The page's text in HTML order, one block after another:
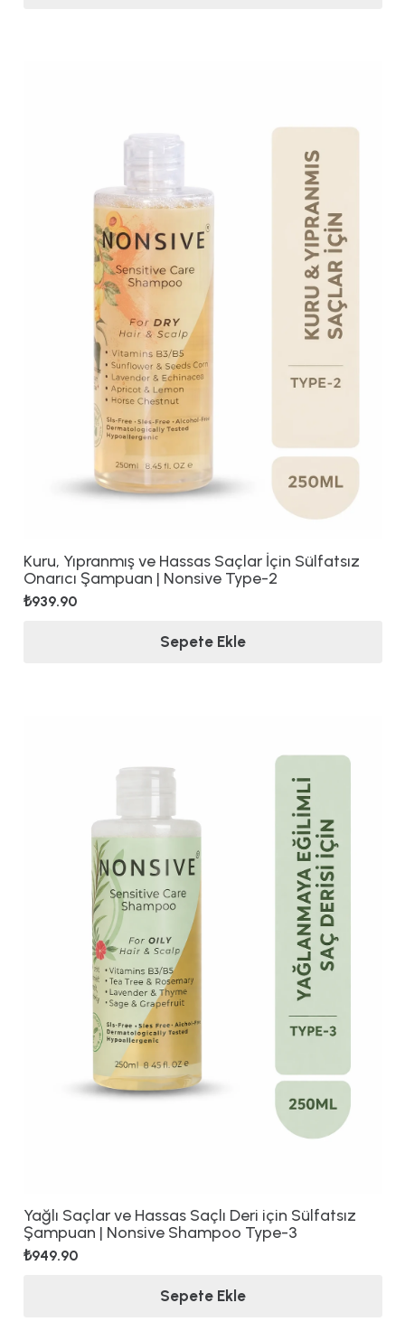
Kuru, Yıpranmış ve Hassas Saçlar İçin Sülfatsız
Onarıcı Şampuan | Nonsive Type-2
₺939.90
Sepete Ekle
Yağlı Saçlar ve Hassas Saçlı Deri için Sülfatsız
Şampuan | Nonsive Shampoo Type-3
₺949.90
Sepete Ekle